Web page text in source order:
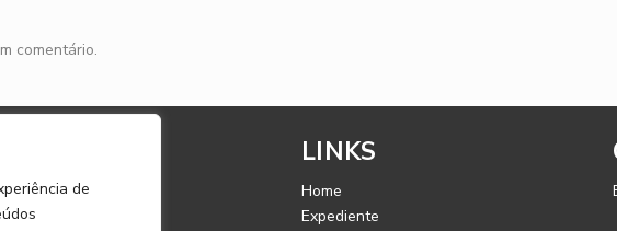
de
comentário.
sobre a
Benz.
LINKS
Home
Expediente